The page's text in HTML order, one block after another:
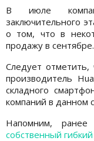
В июле
заключительного
о том, что в
продажу в сентябре.
Следует отметить,
производитель
складного
компаний в данном
Напомним,
собственный